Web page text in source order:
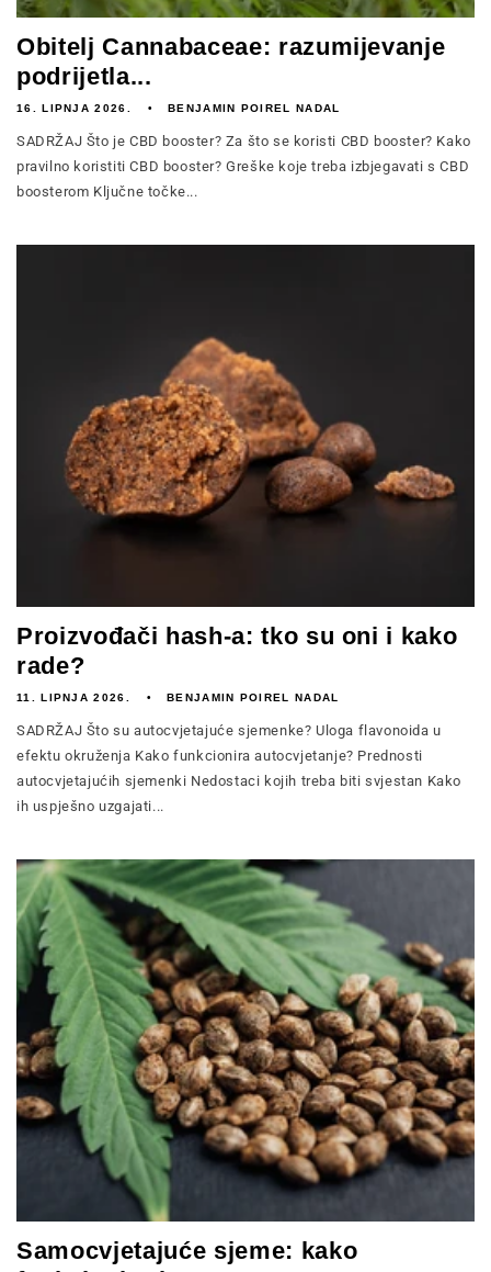
Obitelj Cannabaceae: razumijevanje
podrijetla...
16. LIPNJA 2026. BENJAMIN POIREL NADAL
SADRŽAJ Što je CBD booster? Za što se koristi CBD booster? Kako
pravilno koristiti CBD booster? Greške koje treba izbjegavati s CBD
boosterom Ključne točke...
Proizvođači hash-a: tko su oni i kako
rade?
11. LIPNJA 2026. BENJAMIN POIREL NADAL
SADRŽAJ Što su autocvjetajuće sjemenke? Uloga flavonoida u
efektu okruženja Kako funkcionira autocvjetanje? Prednosti
autocvjetajućih sjemenki Nedostaci kojih treba biti svjestan Kako
ih uspješno uzgajati...
Samocvjetajuće sjeme: kako